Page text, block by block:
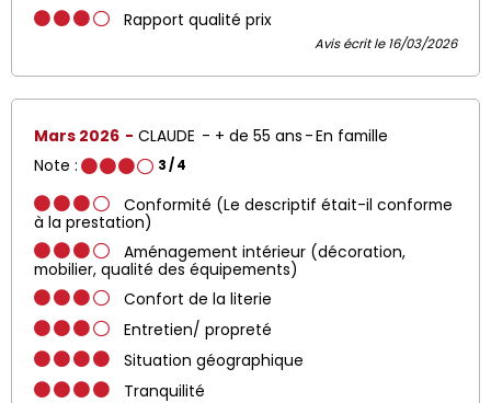
Rapport qualité prix
Avis écrit le 16/03/2026
Mars 2026 CLAUDE + de 55 ans
En famille
Note :
3/ 4
Conformité (Le descriptif était-il conforme
à la prestation)
Aménagement intérieur (décoration,
mobilier, qualité des équipements)
Confort de la literie
Entretien/ propreté
Situation géographique
Tranquilité